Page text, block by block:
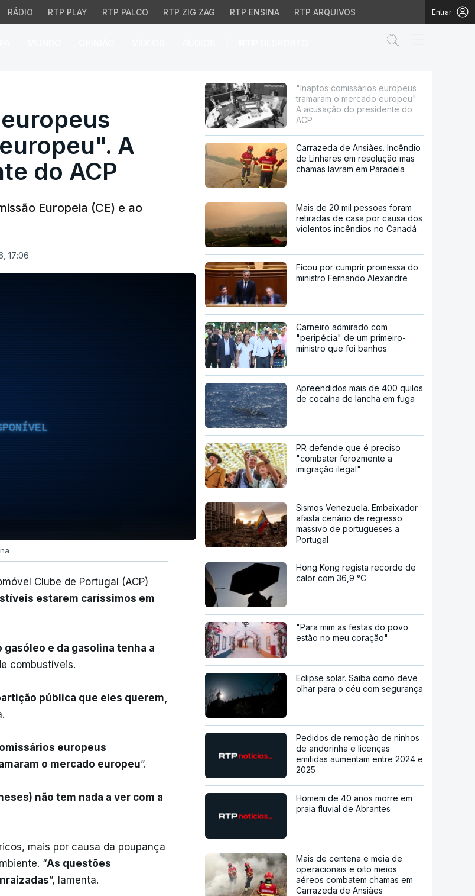
RÁDIO RTP PLAY RTP PALCO RTP ZIG ZAG RTP ENSINA RTP ARQUIVOS Entrar
tramaram o mercado europeu".
A
do ACP
Europeia (CE) e ao
17:06
Clube de Portugal (ACP)
estarem caríssimos em
e da gasolina tenha a
combustíveis.
pública que eles querem,
europeus
o mercado europeu”.
não tem nada a ver com a
mais por causa da poupança
“As questões
”, lamenta.
"Inaptos comissários europeus
tramaram o mercado europeu".
A acusação do presidente do
ACP
Carrazeda de Ansiães. Incêndio
de Linhares em resolução mas
chamas lavram em Paradela
Mais de 20 mil pessoas foram
retiradas de casa por causa dos
violentos incêndios no Canadá
Ficou por cumprir promessa do
ministro Fernando Alexandre
Carneiro admirado com
"peripécia" de um primeiro-
ministro que foi banhos
Apreendidos mais de 400 quilos
de cocaína de lancha em fuga
PR defende que é preciso
"combater ferozmente a
imigração ilegal"
Sismos Venezuela. Embaixador
afasta cenário de regresso
massivo de portugueses a
Portugal
Hong Kong regista recorde de
calor com 36,9 °C
"Para mim as festas do povo
estão no meu coração"
Eclipse solar. Saiba como deve
olhar para o céu com segurança
Pedidos de remoção de ninhos
de andorinha e licenças
emitidas aumentam entre 2024 e
2025
Homem de 40 anos morre em
praia fluvial de Abrantes
Mais de centena e meia de
operacionais e oito meios
aéreos combatem chamas em
Carrazeda de Ansiães